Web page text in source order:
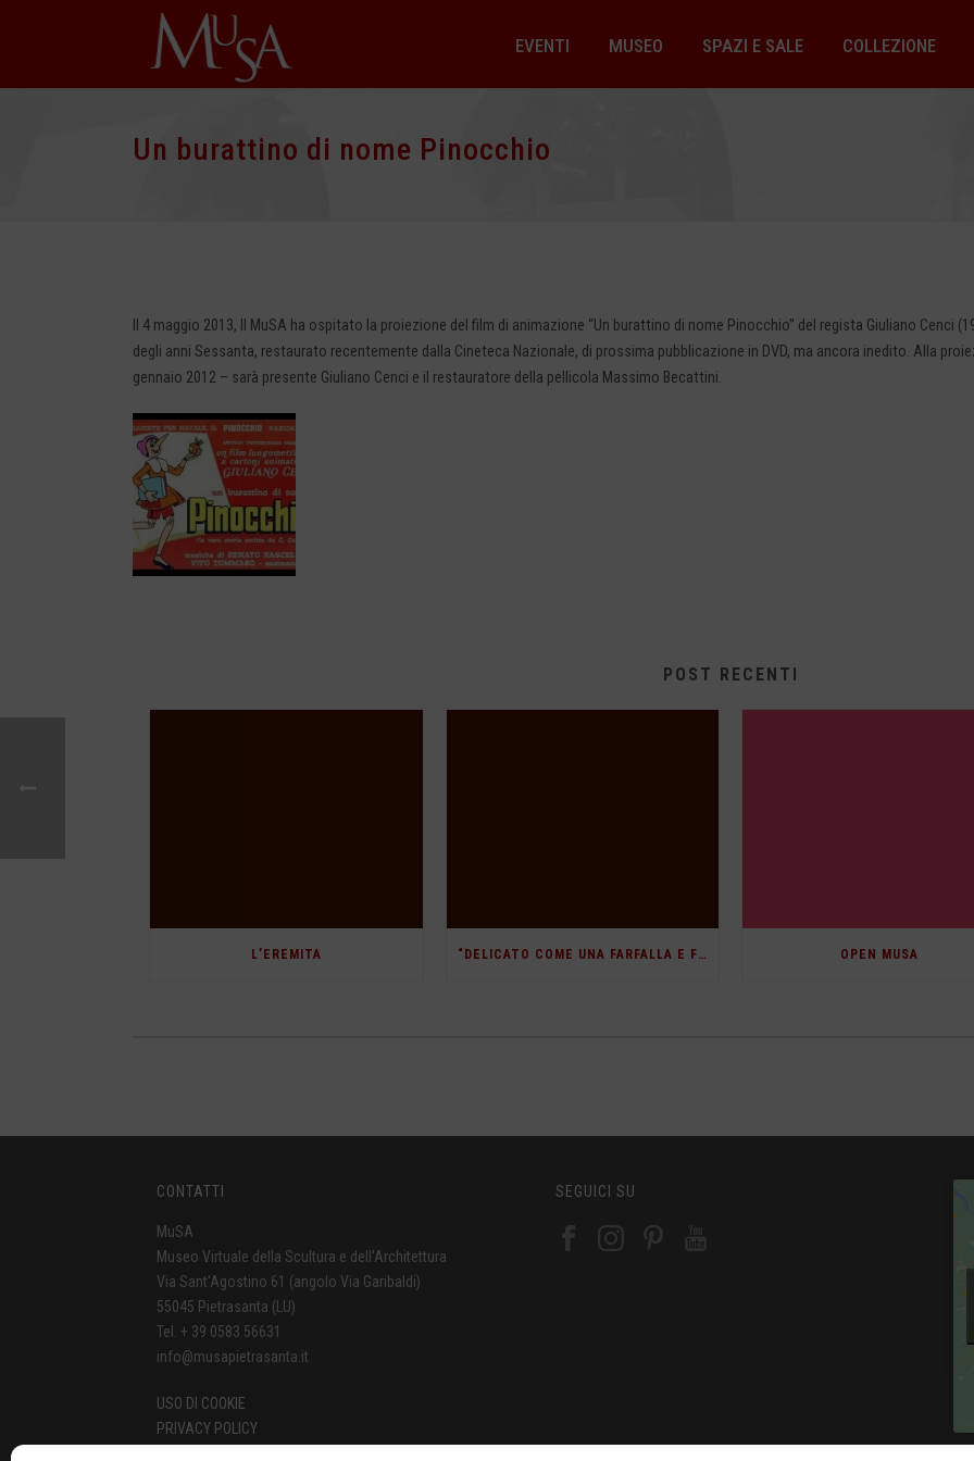
EVENTI MUSEO SPAZI E SALE COLLEZIONE
Un burattino di nome Pinocchio
Il 4 maggio 2013, Il MuSA ha ospitato la proiezione del film di animazione “Un burattino di nome Pinocchio” del regista Giuliano
degli anni Sessanta, restaurato recentemente dalla Cineteca Nazionale, di prossima pubblicazione in DVD, ma ancora inedito. Alla
gennaio 2012 – sarà presente Giuliano Cenci e il restauratore della pellicola Massimo Becattini.
POST RECENTI
L’EREMITA “DELICATO COME UNA FARFALLA E FIERO COME UN’AQUILA” OPEN MUSA
CONTATTI
MuSA
Museo Virtuale della Scultura e dell'Architettura
Via Sant'Agostino 61 (angolo Via Garibaldi)
55045 Pietrasanta (LU)
Tel. + 39 0583 56631
info@musapietrasanta.it
USO DI COOKIE
PRIVACY POLICY
SEGUICI SU